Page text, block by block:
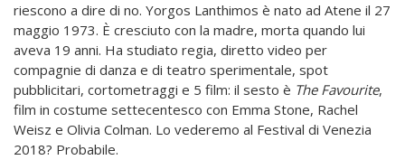
riescono a dire di no. Yorgos Lanthimos è nato ad Atene il 27
maggio 1973. È cresciuto con la madre, morta quando lui
aveva 19 anni. Ha studiato regia, diretto video per
compagnie di danza e di teatro sperimentale, spot
pubblicitari, cortometraggi e 5 film: il sesto è The Favourite,
film in costume settecentesco con Emma Stone, Rachel
Weisz e Olivia Colman. Lo vederemo al Festival di Venezia
2018? Probabile.